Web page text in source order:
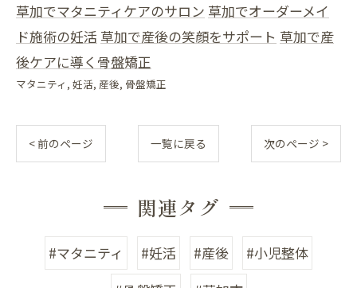
草加でマタニティケアのサロン 草加でオーダーメイ
ド施術の妊活 草加で産後の笑顔をサポート 草加で産
後ケアに導く骨盤矯正
マタニティ 妊活 産後 骨盤矯正
< 前のページ 一覧に戻る 次のページ >
関連タグ
#マタニティ #妊活 #産後
#小児整体